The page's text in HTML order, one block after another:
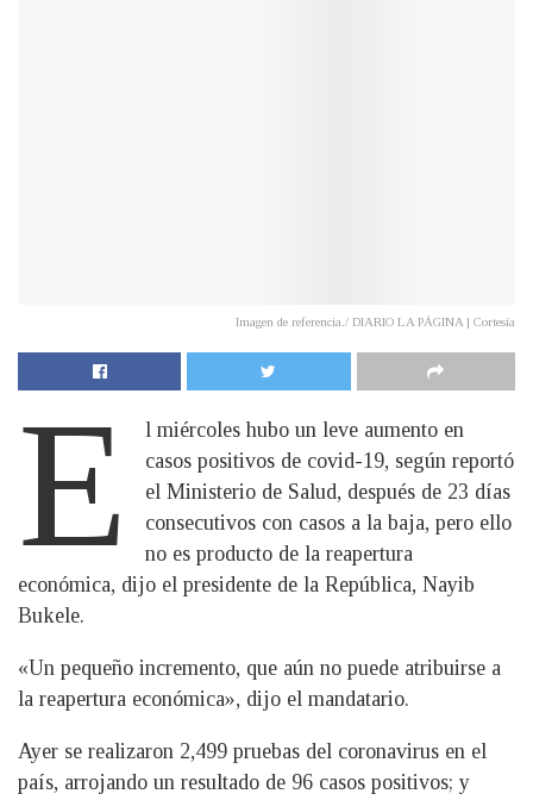
Imagen de referencia./ DIARIO LA PÁGINA | Cortesía
E
l miércoles hubo un leve aumento en
casos positivos de covid-19, según reportó
el Ministerio de Salud, después de 23 días
consecutivos con casos a la baja, pero ello
no es producto de la reapertura
económica, dijo el presidente de la República, Nayib
Bukele.
«Un pequeño incremento, que aún no puede atribuirse a
la reapertura económica», dijo el mandatario.
Ayer se realizaron 2,499 pruebas del coronavirus en el
país, arrojando un resultado de 96 casos positivos; y